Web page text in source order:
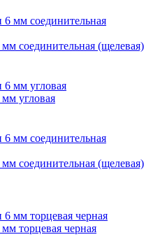
соединительная (щелевая)
угловая
соединительная (щелевая)
торцевая черная